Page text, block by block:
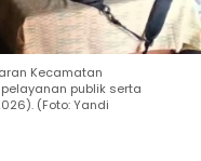
Kecamatan
publik serta
(Foto: Yandi